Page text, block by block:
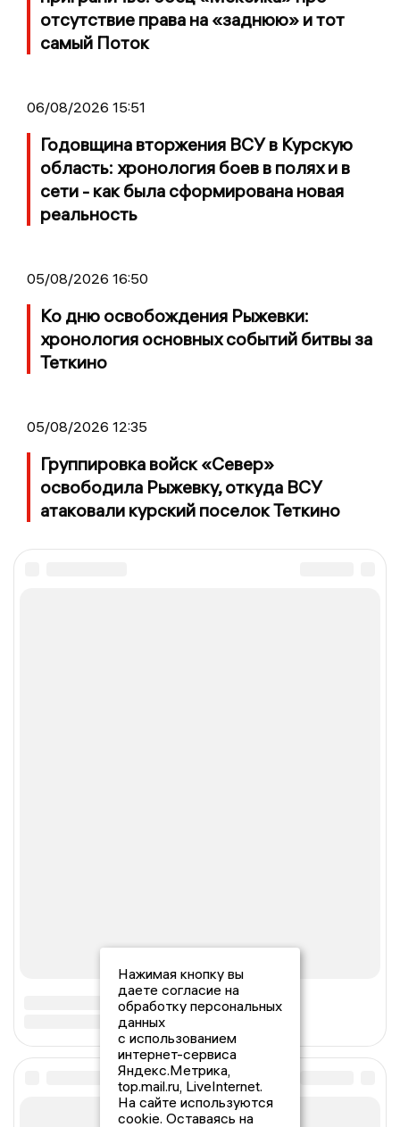
отсутствие права на «заднюю» и тот
самый Поток
06/08/2026 15:51
Годовщина вторжения ВСУ в Курскую
область: хронология боев в полях и в
сети - как была сформирована новая
реальность
05/08/2026 16:50
Ко дню освобождения Рыжевки:
хронология основных событий битвы за
Теткино
05/08/2026 12:35
Группировка войск «Север»
освободила Рыжевку, откуда ВСУ
атаковали курский поселок Теткино
Нажимая кнопку вы
даете согласие на
обработку персональных
данных
с использованием
интернет-сервиса
Яндекс.Метрика,
top.mail.ru, LiveInternet.
На сайте используются
cookie. Оставаясь на